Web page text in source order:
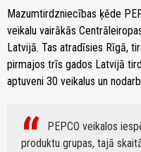
Mazumtirdzniecības ķēde
veikalu vairākās
Latvijā. Tas atradīsies Rīgā,
pirmajos trīs gados Latvijā
aptuveni 30 veikalus un
PEPCO veikalos
produktu grupas, tajā